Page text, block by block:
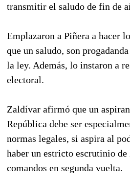
transmitir el saludo de fin de
Emplazaron a Piñera a hacer
que un saludo, son
la ley. Además, lo instaron a
electoral.
Zaldívar afirmó que un
República debe ser
normas legales, si aspira al
haber un estricto escrutinio
comandos en segunda vuelta.